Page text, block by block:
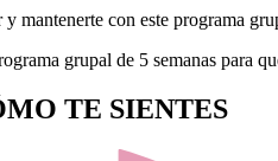
y mantenerte con este programa
grupal de 5 semanas para
TE SIENTES